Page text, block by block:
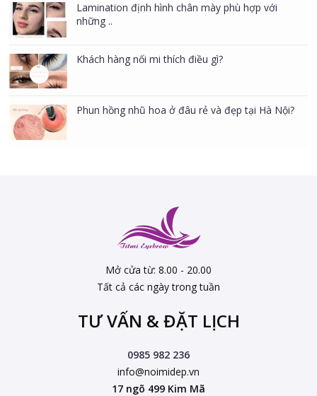
Lamination định hình chân mày phù hợp với
những ..
Khách hàng nối mi thích điều gì?
Phun hồng nhũ hoa ở đâu rẻ và đẹp tại Hà Nội?
Mở cửa từ: 8.00 - 20.00
Tất cả các ngày trong tuần
TƯ VẤN & ĐẶT LỊCH
0985 982 236
info@noimidep.vn
17 ngõ 499 Kim Mã